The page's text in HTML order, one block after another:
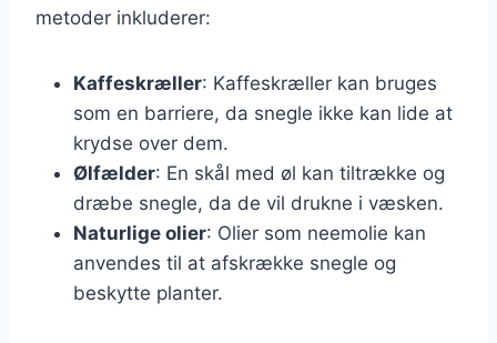
metoder inkluderer:
Kaffeskræller: Kaffeskræller kan bruges
som en barriere, da snegle ikke kan lide at
krydse over dem.
Ølfælder: En skål med øl kan tiltrække og
dræbe snegle, da de vil drukne i væsken.
Naturlige olier: Olier som neemolie kan
anvendes til at afskrække snegle og
beskytte planter.